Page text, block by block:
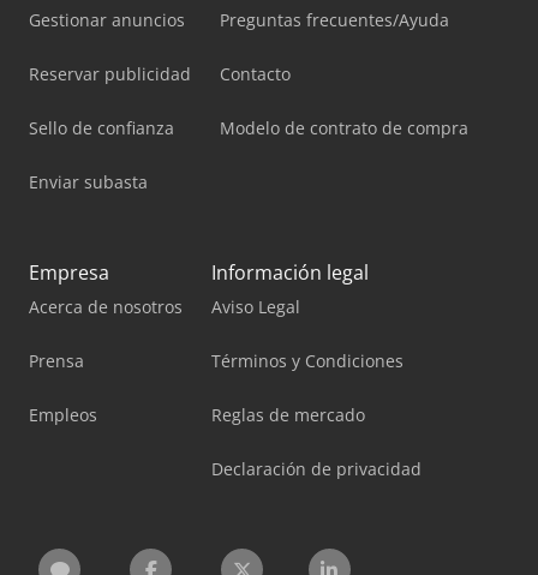
Gestionar anuncios
Reservar publicidad
Sello de confianza
Enviar subasta
Preguntas frecuentes/Ayuda
Contacto
Modelo de contrato de compra
Empresa
Acerca de nosotros
Prensa
Empleos
Información legal
Aviso Legal
Términos y Condiciones
Reglas de mercado
Declaración de privacidad